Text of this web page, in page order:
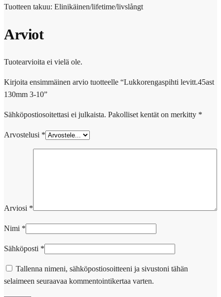
Tuotteen takuu: Elinikäinen/lifetime/livslångt
Arviot
Tuotearvioita ei vielä ole.
Kirjoita ensimmäinen arvio tuotteelle “Lukkorengaspihti levitt.45ast
130mm 3-10”
Sähköpostiosoitettasi ei julkaista. Pakolliset kentät on merkitty *
Arvostelusi *
Arviosi *
Nimi *
Sähköposti *
Tallenna nimeni, sähköpostiosoitteeni ja sivustoni tähän
selaimeen seuraavaa kommentointikertaa varten.